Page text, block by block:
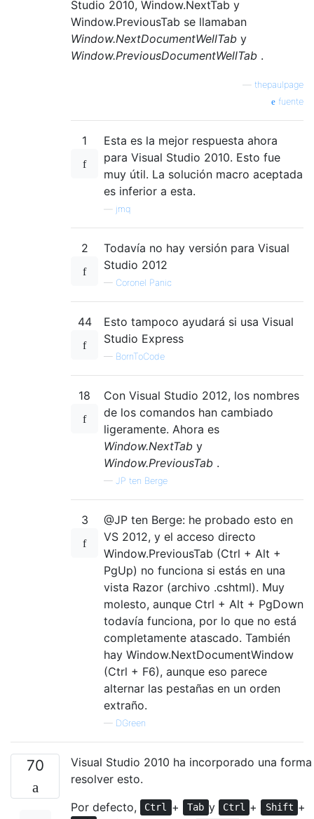
Studio 2010, Window.NextTab y
Window.PreviousTab se llamaban
Window.NextDocumentWellTab y
Window.PreviousDocumentWellTab .
thepaulpage
fuente
1
Esta es la mejor respuesta ahora
para Visual Studio 2010. Esto fue
muy útil. La solución macro aceptada
es inferior a esta.
jmq
2
Todavía no hay versión para Visual
Studio 2012
— Coronel Panic
44
Esto tampoco ayudará si usa Visual
Studio Express
— BornToCode
18
Con Visual Studio 2012, los nombres
de los comandos han cambiado
ligeramente. Ahora es
Window.NextTab y
Window.PreviousTab .
— JP ten Berge
3
@JP ten Berge: he probado esto en
VS 2012, y el acceso directo
Window.PreviousTab (Ctrl + Alt +
PgUp) no funciona si estás en una
vista Razor (archivo .cshtml). Muy
molesto, aunque Ctrl + Alt + PgDown
todavía funciona, por lo que no está
completamente atascado. También
hay Window.NextDocumentWindow
(Ctrl + F6), aunque eso parece
alternar las pestañas en un orden
extraño.
— DGreen
70
Visual Studio 2010 ha incorporado una
resolver esto.
Por defecto,
Ctrl + Tab y Ctrl + Shift +